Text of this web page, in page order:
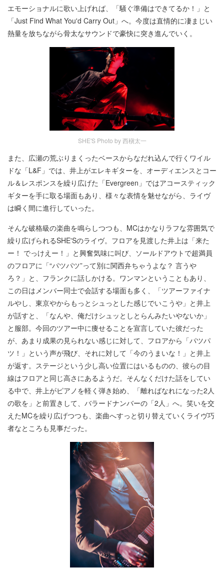
エモーショナルに歌い上げれば、「騒ぐ準備はできてるか！」と
「Just Find What You'd Carry Out」へ。今度は直情的に凄まじい
熱量を放ちながら骨太なサウンドで豪快に突き進んでいく。
SHE'S Photo by 西槇太一
また、広瀬の荒ぶりまくったベースからなだれ込んで行くワイル
ドな「L&F」では、井上がエレキギターを、オーディエンスとコー
ル＆レスポンスを繰り広げた「Evergreen」ではアコースティック
ギターを手に取る場面もあり、様々な表情を魅せながら、ライヴ
は瞬く間に進行していった。
そんな破格級の楽曲を鳴らしつつも、MCはかなりラフな雰囲気で
繰り広げられるSHE'Sのライヴ。フロアを見渡した井上は「来た
ー！ でっけえー！」と興奮気味に叫び、ソールドアウトで超満員
のフロアに「“パツパツ”って別に関西弁ちゃうよな？ 言うや
ろ？」と、フランクに話しかける。ワンマンということもあり、
この日はメンバー同士で会話する場面も多く、「ツアーファイナ
ルやし、東京やからもっとシュっとした感じでいこうや」と井上
が話すと、「なんや、俺だけシュッとしとらんみたいやないか」
と服部。今回のツアー中に痩せることを宣言していた彼だった
が、あまり成果の見られない感じに対して、フロアから「パツパ
ツ！」という声が飛び、それに対して「今のうまいな！」と井上
が返す。ステージという少し高い位置にはいるものの、彼らの目
線はフロアと同じ高さにあるようだ。そんなくだけた話をしてい
る中で、井上がピアノを軽く弾き始め、「離ればなれになった2人
の歌を」と前置きして、バラードナンバーの「2人」へ。笑いを交
えたMCを繰り広げつつも、楽曲へすっと切り替えていくライヴ巧
者なところも見事だった。